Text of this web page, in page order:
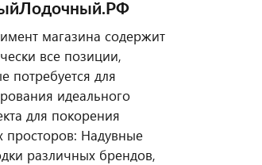
магазина содержит
все позиции,
потребуется для
идеального
для покорения
просторов: Надувные
различных брендов,